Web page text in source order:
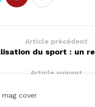
Article précédent
du sport : un
Article suivant
de lire "Toya" de